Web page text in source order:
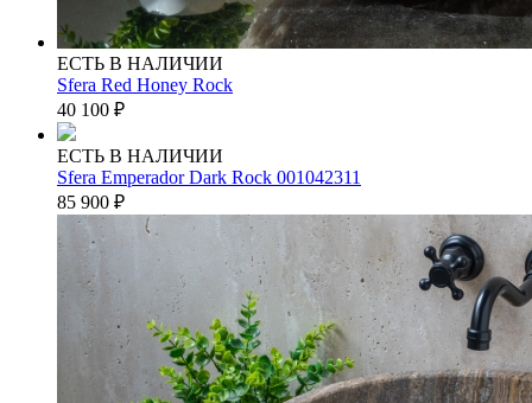
ЕСТЬ В НАЛИЧИИ
Sfera Red Honey Rock
40 100 ₽
ЕСТЬ В НАЛИЧИИ
Sfera Emperador Dark Rock 001042311
85 900 ₽